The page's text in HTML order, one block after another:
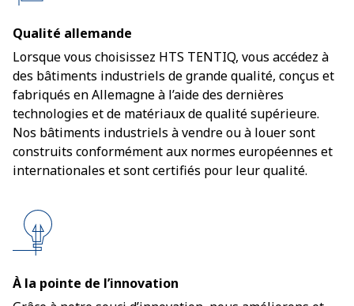
Qualité allemande
Lorsque vous choisissez HTS TENTIQ, vous accédez à
des bâtiments industriels de grande qualité, conçus et
fabriqués en Allemagne à l’aide des dernières
technologies et de matériaux de qualité supérieure.
Nos bâtiments industriels à vendre ou à louer sont
construits conformément aux normes européennes et
internationales et sont certifiés pour leur qualité.
À la pointe de l’innovation